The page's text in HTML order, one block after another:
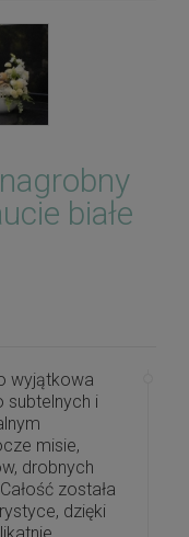
białe
wyjątkowa
subtelnych i
misie,
drobnych
została
dzięki